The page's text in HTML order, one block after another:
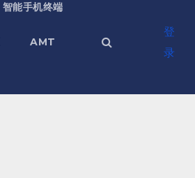
智能手机终端
AMT
登
录